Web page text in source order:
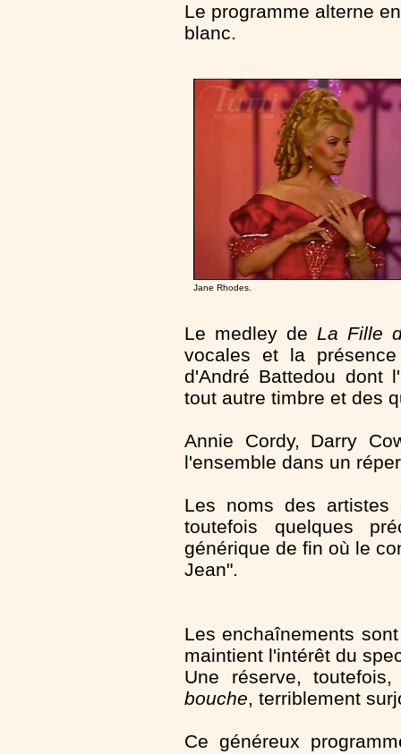
Le programme alterne
blanc.
Jane Rhodes.
Le medley de La Fille
vocales et la
d'André Battedou dont
tout autre timbre et des
Annie Cordy, Darry
l'ensemble dans un
Les noms des artistes
toutefois quelques
générique de fin où le
Jean".
Les enchaînements
maintient l'intérêt du
Une réserve,
bouche, terriblement
Ce généreux